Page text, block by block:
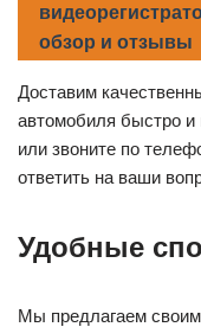
обзор и отзывы
Доставим
автомобиля быстро и
или звоните по
ответить на ваши
Удобные
Мы предлагаем